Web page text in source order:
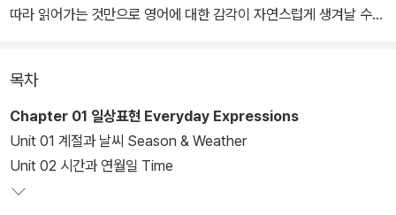
따라 읽어가는 것만으로 영어에 대한 감각이 자연스럽게 생겨날 수
목차
Chapter 01 일상표현 Everyday Expressions
Unit 01 계절과 날씨 Season & Weather
Unit 02 시간과 연월일 Time